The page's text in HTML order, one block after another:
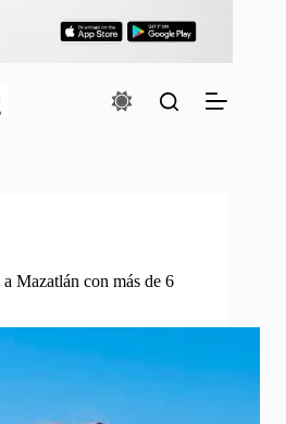
Mazatlán con más de 6